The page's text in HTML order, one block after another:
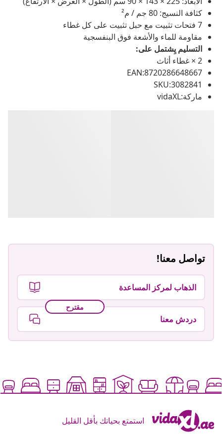
كثافة النسيج: 80 جم / م²
7 فتحات تثبيت مع حبل تثبيت على كل غطاء
مقاومة للماء والأشعة فوق البنفسجية
التسليم يِشتمل على:
2 × غطاء أثاث
EAN:8720286648667
SKU:3082841
ماركة:vidaXL
تواصل معنا!
الذهاب لمركز المساعدة
مقترح
دردش معنا
استمتع بحياتك بأقل القليل